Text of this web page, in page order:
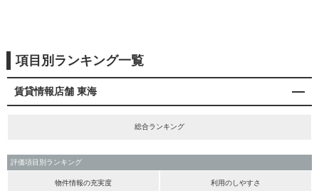
項目別ランキング一覧
賃貸情報店舗 東海
総合ランキング
評価項目別ランキング
物件情報の充実度 利用のしやすさ